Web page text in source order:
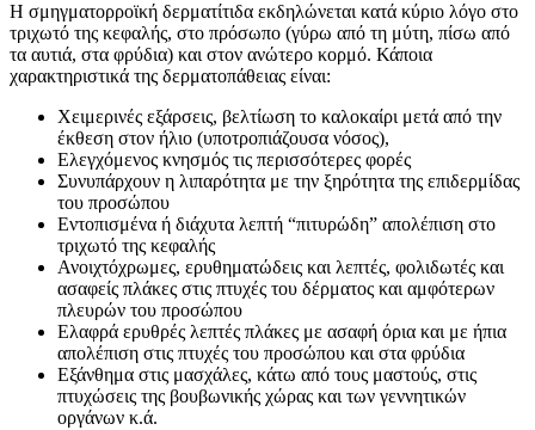
Η σμηγματορροϊκή δερματίτιδα εκδηλώνεται κατά κύριο λόγο στο
τριχωτό της κεφαλής, στο πρόσωπο (γύρω από τη μύτη, πίσω από
τα αυτιά, στα φρύδια) και στον ανώτερο κορμό. Κάποια
χαρακτηριστικά της δερματοπάθειας είναι:
Χειμερινές εξάρσεις, βελτίωση το καλοκαίρι μετά από την
έκθεση στον ήλιο (υποτροπιάζουσα νόσος),
Ελεγχόμενος κνησμός τις περισσότερες φορές
Συνυπάρχουν η λιπαρότητα με την ξηρότητα της επιδερμίδας
του προσώπου
Εντοπισμένα ή διάχυτα λεπτή “πιτυρώδη” απολέπιση στο
τριχωτό της κεφαλής
Ανοιχτόχρωμες, ερυθηματώδεις και λεπτές, φολιδωτές και
ασαφείς πλάκες στις πτυχές του δέρματος και αμφότερων
πλευρών του προσώπου
Ελαφρά ερυθρές λεπτές πλάκες με ασαφή όρια και με ήπια
απολέπιση στις πτυχές του προσώπου και στα φρύδια
Εξάνθημα στις μασχάλες, κάτω από τους μαστούς, στις
πτυχώσεις της βουβωνικής χώρας και των γεννητικών
οργάνων κ.ά.